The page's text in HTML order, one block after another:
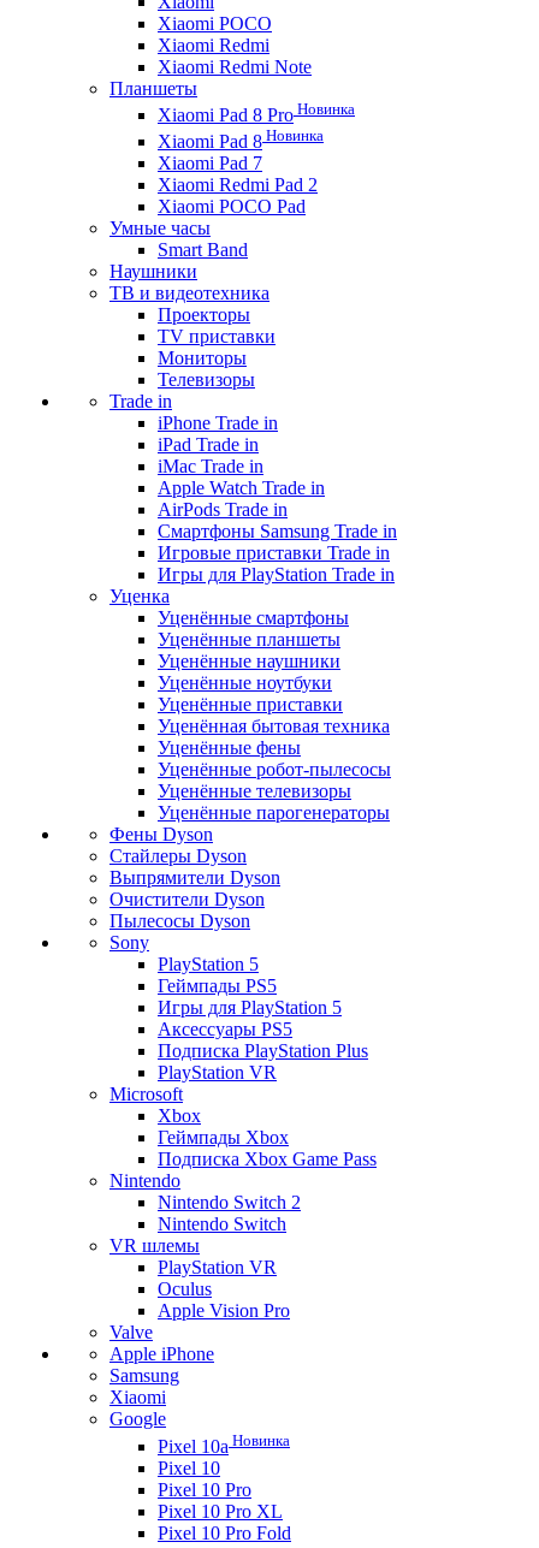
Xiaomi POCO
Xiaomi Redmi
Xiaomi Redmi Note
Планшеты
Xiaomi Pad 8 Pro Новинка
Xiaomi Pad 8 Новинка
Xiaomi Pad 7
Xiaomi Redmi Pad 2
Xiaomi POCO Pad
Умные часы
Smart Band
Наушники
ТВ и видеотехника
Проекторы
TV приставки
Мониторы
Телевизоры
Trade in
iPhone Trade in
iPad Trade in
iMac Trade in
Apple Watch Trade in
AirPods Trade in
Смартфоны Samsung Trade in
Игровые приставки Trade in
Игры для PlayStation Trade in
Уценка
Уценённые смартфоны
Уценённые планшеты
Уценённые наушники
Уценённые ноутбуки
Уценённые приставки
Уценённая бытовая техника
Уценённые фены
Уценённые робот-пылесосы
Уценённые телевизоры
Уценённые парогенераторы
Фены Dyson
Стайлеры Dyson
Выпрямители Dyson
Очистители Dyson
Пылесосы Dyson
Sony
PlayStation 5
Геймпады PS5
Игры для PlayStation 5
Аксессуары PS5
Подписка PlayStation Plus
PlayStation VR
Microsoft
Xbox
Геймпады Xbox
Подписка Xbox Game Pass
Nintendo
Nintendo Switch 2
Nintendo Switch
VR шлемы
PlayStation VR
Oculus
Apple Vision Pro
Valve
Apple iPhone
Samsung
Xiaomi
Google
Pixel 10a Новинка
Pixel 10
Pixel 10 Pro
Pixel 10 Pro XL
Pixel 10 Pro Fold